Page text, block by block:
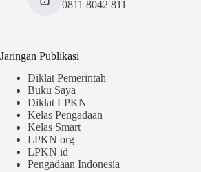
0811 8042 811
Jaringan Publikasi
Diklat Pemerintah
Buku Saya
Diklat LPKN
Kelas Pengadaan
Kelas Smart
LPKN org
LPKN id
Pengadaan Indonesia